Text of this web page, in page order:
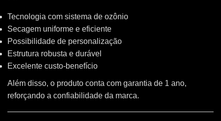
Tecnologia com sistema de ozônio
Secagem uniforme e eficiente
Possibilidade de personalização
Estrutura robusta e durável
Excelente custo-benefício
Além disso, o produto conta com garantia de 1 ano,
reforçando a confiabilidade da marca.